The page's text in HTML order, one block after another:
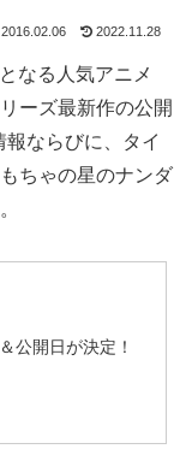
2016.02.06 2022.11.28
なる人気アニメ
ーズ最新作の公開
ならびに、タイ
ちゃの星のナンダ
公開日が決定！